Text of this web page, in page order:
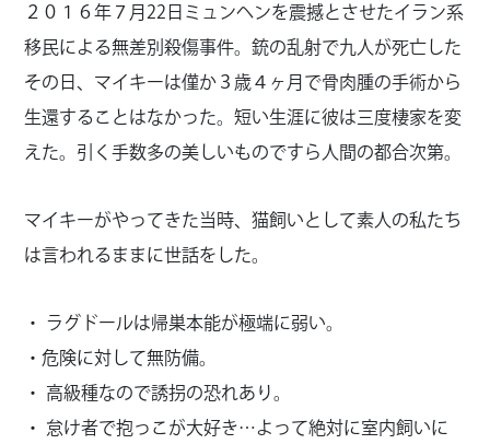
２０１６年７月22日ミュンヘンを震撼とさせたイラン系
移民による無差別殺傷事件。銃の乱射で九人が死亡した
その日、マイキーは僅か３歳４ヶ月で骨肉腫の手術から
生還することはなかった。短い生涯に彼は三度棲家を変
えた。引く手数多の美しいものですら人間の都合次第。
マイキーがやってきた当時、猫飼いとして素人の私たち
は言われるままに世話をした。
・ ラグドールは帰巣本能が極端に弱い。
・危険に対して無防備。
・ 高級種なので誘拐の恐れあり。
・ 怠け者で抱っこが大好き…よって絶対に室内飼いに